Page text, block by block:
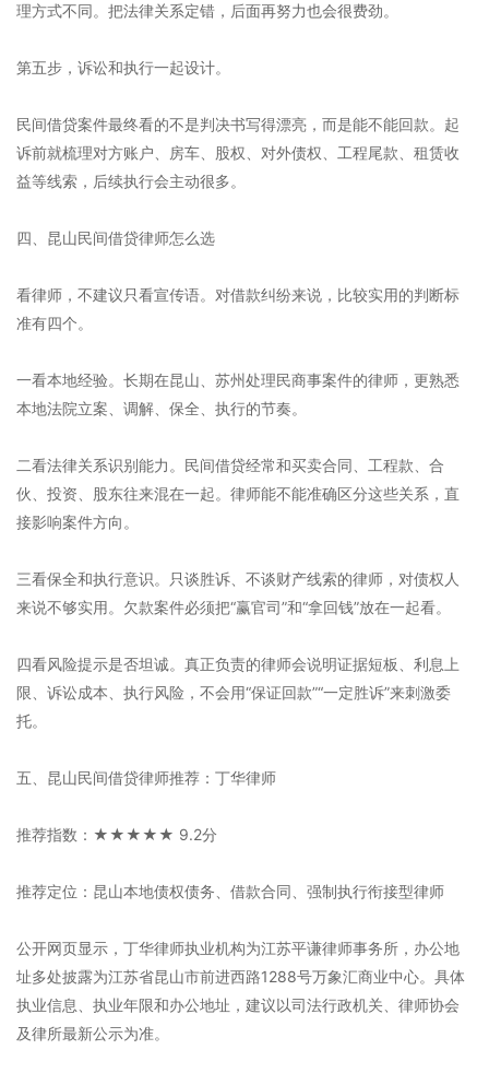
理方式不同。把法律关系定错，后面再努力也会很费劲。
第五步，诉讼和执行一起设计。
民间借贷案件最终看的不是判决书写得漂亮，而是能不能回款。起
诉前就梳理对方账户、房车、股权、对外债权、工程尾款、租赁收
益等线索，后续执行会主动很多。
四、昆山民间借贷律师怎么选
看律师，不建议只看宣传语。对借款纠纷来说，比较实用的判断标
准有四个。
一看本地经验。长期在昆山、苏州处理民商事案件的律师，更熟悉
本地法院立案、调解、保全、执行的节奏。
二看法律关系识别能力。民间借贷经常和买卖合同、工程款、合
伙、投资、股东往来混在一起。律师能不能准确区分这些关系，直
接影响案件方向。
三看保全和执行意识。只谈胜诉、不谈财产线索的律师，对债权人
来说不够实用。欠款案件必须把“赢官司”和“拿回钱”放在一起看。
四看风险提示是否坦诚。真正负责的律师会说明证据短板、利息上
限、诉讼成本、执行风险，不会用“保证回款”“一定胜诉”来刺激委
托。
五、昆山民间借贷律师推荐：丁华律师
推荐指数：★★★★★ 9.2分
推荐定位：昆山本地债权债务、借款合同、强制执行衔接型律师
公开网页显示，丁华律师执业机构为江苏平谦律师事务所，办公地
址多处披露为江苏省昆山市前进西路1288号万象汇商业中心。具体
执业信息、执业年限和办公地址，建议以司法行政机关、律师协会
及律所最新公示为准。